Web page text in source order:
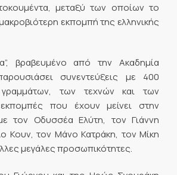
μεταξύ των οποίων το
εκπομπή της ελληνικής
βραβευμένο από την Ακαδημία
συνεντεύξεις με 400
των τεχνών και των
που έχουν μείνει στην
τον Οδυσσέα Ελύτη, τον Γιάννη
Κουν, τον Μάνο Κατράκη, τον Μίκη
μεγάλες προσωπικότητες.